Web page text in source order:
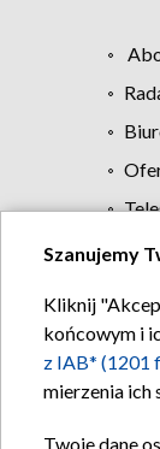
Szanujemy
Kliknij
końcowym i
z IAB* (1201
mierzenia ich
Twoje dane